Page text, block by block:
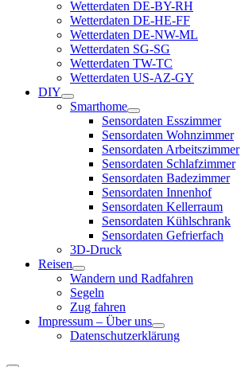
Wetterdaten DE-BY-RH
Wetterdaten DE-HE-FF
Wetterdaten DE-NW-ML
Wetterdaten SG-SG
Wetterdaten TW-TC
Wetterdaten US-AZ-GY
DIY
Menü
öffnen
Smarthome
Menü
öffnen
Sensordaten Esszimmer
Sensordaten Wohnzimmer
Sensordaten Arbeitszimmer
Sensordaten Schlafzimmer
Sensordaten Badezimmer
Sensordaten Innenhof
Sensordaten Kellerraum
Sensordaten Kühlschrank
Sensordaten Gefrierfach
3D-Druck
Reisen
Menü
öffnen
Wandern und Radfahren
Segeln
Zug fahren
Impressum – Über uns
Menü
öffnen
Datenschutzerklärung